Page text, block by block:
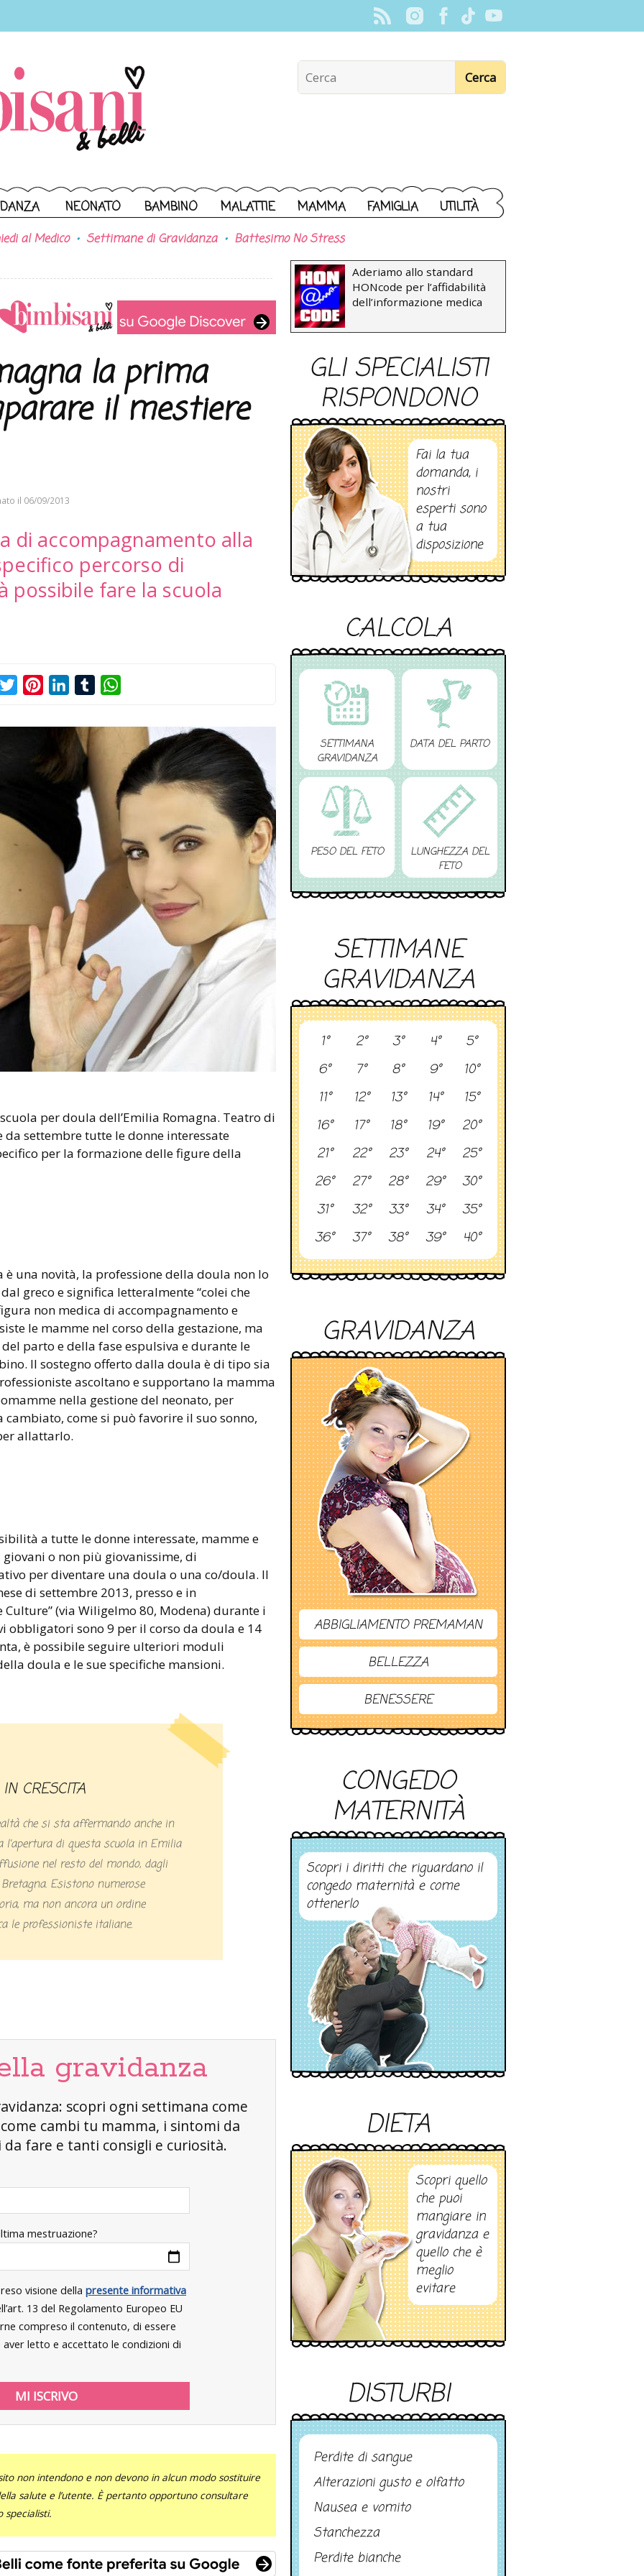
NEONATO BAMBINO MALATTIE MAMMA FAMIGLIA UTILITÀ
al Medico Settimane di Gravidanza Battesimo No Stress
la prima
il mestiere
il 06/09/2013
di accompagnamento alla
percorso di
possibile fare la scuola
TwitterPinterestLinkedInTumblr
per doula dell’Emilia Romagna. Teatro di
settembre tutte le donne interessate
per la formazione delle figure della
è una novità, la professione della doula non lo
greco e significa letteralmente “colei che
non medica di accompagnamento e
le mamme nel corso della gestazione, ma
del parto e della fase espulsiva e durante le
Il sostegno offerto dalla doula è di tipo sia
ascoltano e supportano la mamma
nella gestione del neonato, per
come si può favorire il suo sonno,
allattarlo.
a tutte le donne interessate, mamme e
o non più giovanissime, di
per diventare una doula o una co/doula. Il
di settembre 2013, presso e in
Culture” (via Wiligelmo 80, Modena) durante i
obbligatori sono 9 per il corso da doula e 14
è possibile seguire ulteriori moduli
doula e le sue specifiche mansioni.
CRESCITA
che si sta affermando anche in
l’apertura di questa scuola in Emilia
nel resto del mondo, dagli
Esistono numerose
ma non ancora un ordine
le professioniste italiane.
gravidanza
scopri ogni settimana come
cambi tu mamma, i sintomi da
da fare e tanti consigli e curiosità.
mestruazione?
visione della presente informativa
13 del Regolamento Europeo EU
compreso il contenuto, di essere
letto e accettato le condizioni di
non intendono e non devono in alcun modo sostituire
salute e l’utente. È pertanto opportuno consultare
Aderiamo allo standard
HONcode per l’affidabilità
dell’informazione medica
GLI SPECIALISTI
RISPONDONO
Fai la tua
domanda, i
nostri
esperti sono
a tua
disposizione
CALCOLA
SETTIMANA
GRAVIDANZA
DATA DEL PARTO
PESO DEL FETO
LUNGHEZZA DEL
FETO
SETTIMANE
GRAVIDANZA
1° 2° 3° 4°
5°
6°
7° 8° 9°
10°
11°
12° 13° 14°
15°
16°
17° 18° 19°
20°
21°
22° 23° 24°
25°
26°
27° 28° 29°
30°
31°
32° 33° 34°
35°
36°
37° 38° 39° 40°
GRAVIDANZA
ABBIGLIAMENTO PREMAMAN
BELLEZZA
BENESSERE
CONGEDO
MATERNITÀ
Scopri i diritti che riguardano il
congedo maternità e come
ottenerlo
DIETA
Scopri quello
che puoi
mangiare in
gravidanza e
quello che è
meglio
evitare
DISTURBI
Perdite di sangue
Alterazioni gusto e olfatto
Nausea e vomito
Stanchezza
Perdite bianche